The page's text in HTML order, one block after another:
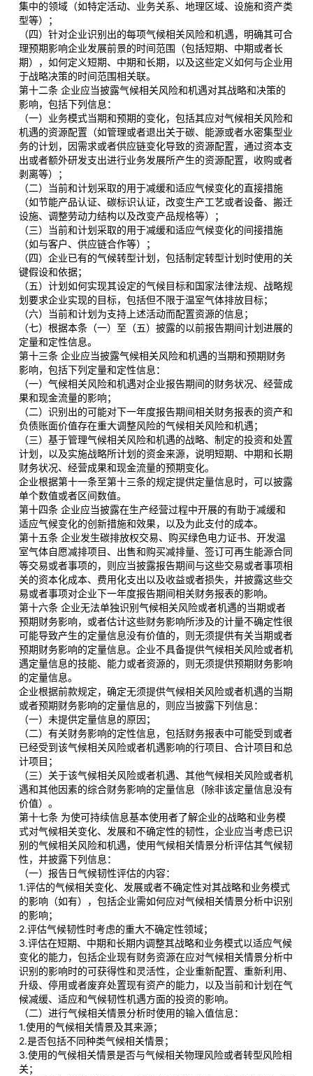
集中的领域（如特定活动、业务关系、地理区域、设施和资产类
型等）；
（四）针对企业识别出的每项气候相关风险和机遇，明确其可合
理预期影响企业发展前景的时间范围（包括短期、中期或者长
期），如何定义短期、中期和长期，以及这些定义如何与企业用
于战略决策的时间范围相关联。
第十二条 企业应当披露气候相关风险和机遇对其战略和决策的
影响，包括下列信息：
（一）业务模式当期和预期的变化，包括其应对气候相关风险和
机遇的资源配置（如管理或者退出关于碳、能源或者水密集型业
务的计划，因需求或者供应链变化导致的资源配置，通过资本支
出或者额外研发支出进行业务发展所产生的资源配置，收购或者
剥离等）；
（二）当前和计划采取的用于减缓和适应气候变化的直接措施
（如节能产品认证、碳标识认证，改变生产工艺或者设备、搬迁
设施、调整劳动力结构以及改变产品规格等）；
（三）当前和计划采取的用于减缓和适应气候变化的间接措施
（如与客户、供应链合作等）；
（四）企业已有的气候转型计划，包括制定转型计划时使用的关
键假设和依据；
（五）计划如何实现其设定的气候目标和国家法律法规、战略规
划要求企业实现的目标，包括但不限于温室气体排放目标；
（六）当前和计划为支持上述活动而配置资源的信息；
（七）根据本条（一）至（五）披露的以前报告期间计划进展的
定量和定性信息。
第十三条 企业应当披露气候相关风险和机遇的当期和预期财务
影响，包括下列定量和定性信息：
（一）气候相关风险和机遇对企业报告期间的财务状况、经营成
果和现金流量的影响；
（二）识别出的可能对下一年度报告期间相关财务报表的资产和
负债账面价值存在重大调整风险的气候相关风险和机遇；
（三）基于管理气候相关风险和机遇的战略、制定的投资和处置
计划，以及实施战略所计划的资金来源，说明短期、中期和长期
财务状况、经营成果和现金流量的预期变化。
企业根据第十一条至第十三条的规定提供定量信息时，可以披露
单个数值或者区间数值。
第十四条 企业应当披露在生产经营过程中开展的有助于减缓和
适应气候变化的创新措施和效果，以及为此支付的成本。
第十五条 企业发生碳排放权交易、购买绿色电力证书、开发温
室气体自愿减排项目、出售和购买减排量、签订可再生能源合同
等交易或者事项的，则应当披露报告期间与这些交易或者事项相
关的资本化成本、费用化支出以及收益或者损失，并披露这些交
易或者事项对企业下一年度报告期间相关财务报表的影响。
第十六条 企业无法单独识别气候相关风险或者机遇的当期或者
预期财务影响，或者估计这些财务影响所涉及的计量不确定性很
可能导致产生的定量信息没有价值的，则无须提供有关当期或者
预期财务影响的定量信息。企业不具备提供气候相关风险或者机
遇定量信息的技能、能力或者资源的，则无须提供预期财务影响
的定量信息。
企业根据前款规定，确定无须提供气候相关风险或者机遇的当期
或者预期财务影响的定量信息的，则应当披露下列信息：
（一）未提供定量信息的原因；
（二）有关财务影响的定性信息，包括财务报表中可能受到或者
已经受到该气候相关风险或者机遇影响的行项目、合计项目和总
计项目；
（三）关于该气候相关风险或者机遇、其他气候相关风险或者机
遇和其他因素的综合财务影响的定量信息（除非该定量信息没有
价值）。
第十七条 为使可持续信息基本使用者了解企业的战略和业务模
式对气候相关变化、发展和不确定性的韧性，企业应当考虑已识
别的气候相关风险和机遇，使用气候相关情景分析评估其气候韧
性，并披露下列信息：
（一）报告日气候韧性评估的内容：
1.评估的气候相关变化、发展或者不确定性对其战略和业务模式
的影响（如有），包括企业需如何应对气候相关情景分析中识别
的影响；
2.评估气候韧性时考虑的重大不确定性领域；
3.评估在短期、中期和长期内调整其战略和业务模式以适应气候
变化的能力，包括企业现有财务资源在应对气候相关情景分析中
识别的影响时的可获得性和灵活性，企业重新配置、重新利用、
升级、停用或者废弃处置现有资产的能力，以及当前和计划在气
候减缓、适应和气候韧性机遇方面的投资的影响。
（二）进行气候相关情景分析时使用的输入值信息：
1.使用的气候相关情景及其来源；
2.是否包括不同种类气候相关情景；
3.使用的气候相关情景是否与气候相关物理风险或者转型风险相
关；